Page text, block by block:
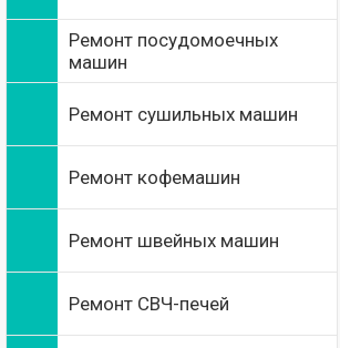
Ремонт посудомоечных
машин
Ремонт сушильных машин
Ремонт кофемашин
Ремонт швейных машин
Ремонт СВЧ-печей